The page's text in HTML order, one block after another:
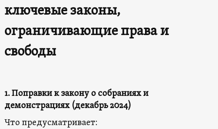
ключевые законы,
ограничивающие права и
свободы
1. Поправки к закону о собраниях и
демонстрациях (декабрь 2024)
Что предусматривает: